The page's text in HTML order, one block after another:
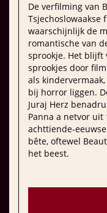
De verfilming van
Tsjechoslowaakse
waarschijnlijk de
romantische van
sprookje. Het blijft
sprookjes door
als
bij horror liggen.
Juraj Herz
Panna a netvor uit
achttiende-­
bête, oftewel
het beest.